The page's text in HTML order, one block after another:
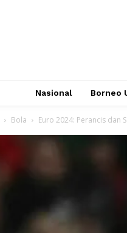
Nasional Borneo
Bola Euro 2024: Perancis dan